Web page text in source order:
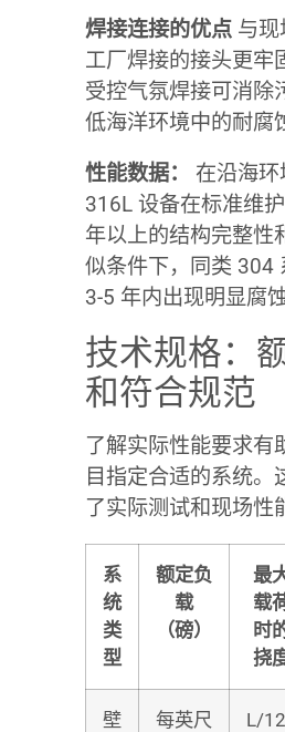
焊接连接的优点与现
工厂焊接的接头更牢
受控气氛焊接可消除
低海洋环境中的耐腐
性能数据：
在沿海
316L 设备在标准维
年以上的结构完整性
似条件下，同类 304
3-5 年内出现明显腐
技术规格：
和符合规范
了解实际性能要求有
目指定合适的系统。
了实际测试和现场性
系
统
类
型
额定负
载
（磅）
最
载
时
挠
壁
每英尺
L/